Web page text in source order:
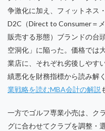
争激化に加え、フィットネス
D2C（Direct to Consumer＝
販売する形態）ブランドの台
空洞化」に陥った。価格では
業店に、それぞれ劣後しやす
績悪化を財務指標から読み解
業戦略を読むMBA会計の解説
一方でゴルフ専業小売は、ク
グに合わせてクラブを調整・